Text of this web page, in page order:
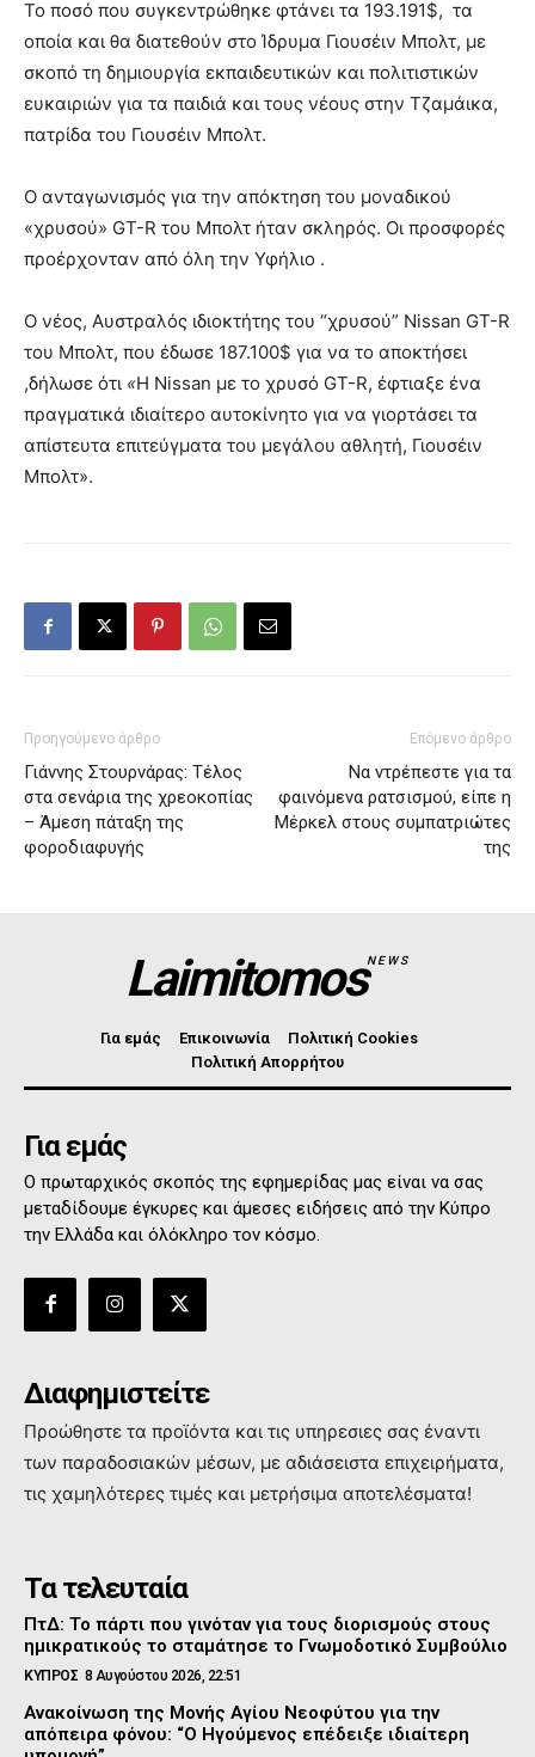
Το ποσό που συγκεντρώθηκε φτάνει τα 193.191$, τα
οποία και θα διατεθούν στο Ίδρυμα Γιουσέιν Μπολτ, με
σκοπό τη δημιουργία εκπαιδευτικών και πολιτιστικών
ευκαιριών για τα παιδιά και τους νέους στην Τζαμάικα,
πατρίδα του Γιουσέιν Μπολτ.
Ο ανταγωνισμός για την απόκτηση του μοναδικού
«χρυσού» GT-R του Μπολτ ήταν σκληρός. Οι προσφορές
προέρχονταν από όλη την Υφήλιο .
Ο νέος, Αυστραλός ιδιοκτήτης του “χρυσού” Nissan GT-R
του Μπολτ, που έδωσε 187.100$ για να το αποκτήσει
,δήλωσε ότι «Η Nissan με το χρυσό GT-R, έφτιαξε ένα
πραγματικά ιδιαίτερο αυτοκίνητο για να γιορτάσει τα
απίστευτα επιτεύγματα του μεγάλου αθλητή, Γιουσέιν
Μπολτ».
Προηγούμενο άρθρο
Γιάννης Στουρνάρας: Τέλος
στα σενάρια της χρεοκοπίας
– Άμεση πάταξη της
φοροδιαφυγής
Επόμενο άρθρο
Να ντρέπεστε για τα
φαινόμενα ρατσισμού, είπε η
Μέρκελ στους συμπατριώτες
της
LaimitomosNEWS
Για εμάς Επικοινωνία
Πολιτική Cookies
Πολιτική Απορρήτου
Για εμάς
Ο πρωταρχικός σκοπός της εφημερίδας μας είναι να σας
μεταδίδουμε έγκυρες και άμεσες ειδήσεις από την Κύπρο
την Ελλάδα και όλόκληρο τον κόσμο.
Διαφημιστείτε
Προώθηστε τα προϊόντα και τις υπηρεσιες σας έναντι
των παραδοσιακών μέσων, με αδιάσειστα επιχειρήματα,
τις χαμηλότερες τιμές και μετρήσιμα αποτελέσματα!
Τα τελευταία
ΠτΔ: Το πάρτι που γινόταν για τους διορισμούς στους
ημικρατικούς το σταμάτησε το Γνωμοδοτικό Συμβούλιο
ΚΥΠΡΟΣ 8 Αυγούστου 2026, 22:51
Ανακοίνωση της Μονής Αγίου Νεοφύτου για την
απόπειρα φόνου: “Ο Ηγούμενος επέδειξε ιδιαίτερη